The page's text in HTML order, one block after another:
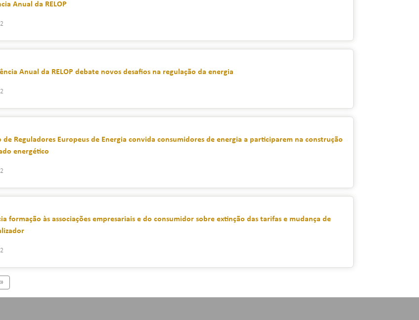
Anual da RELOP
Anual da RELOP debate novos desafios na regulação da energia
de Reguladores Europeus de Energia convida consumidores de energia a participarem na construção
energético
formação às associações empresariais e do consumidor sobre extinção das tarifas e mudança de
»Next